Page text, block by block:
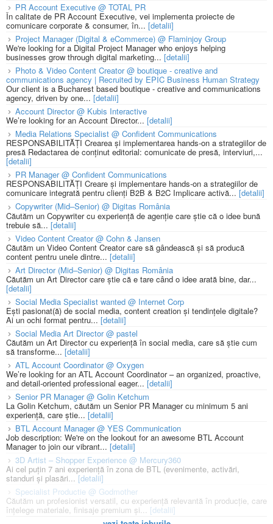
PR Account Executive @ TOTAL PR
În calitate de PR Account Executive, vei implementa proiecte de
comunicare corporate & consumer, în... [detalii]
Project Manager (Digital & eCommerce) @ Flaminjoy Group
We're looking for a Digital Project Manager who enjoys helping
businesses grow through digital marketing... [detalii]
Photo & Video Content Creator @ boutique - creative and
communications agency | Recruited by EPIC Business Human Strategy
Our client is a Bucharest based boutique - creative and communications
agency, driven by one... [detalii]
Account Director @ Kubis Interactive
We’re looking for an Account Director... [detalii]
Media Relations Specialist @ Confident Communications
RESPONSABILITĂȚI Crearea și implementarea hands-on a strategiilor de
presă Redactarea de conținut editorial: comunicate de presă, interviuri,...
[detalii]
PR Manager @ Confident Communications
RESPONSABILITĂȚI Creare și implementare hands-on a strategiilor de
comunicare integrată pentru clienți B2B & B2C Implicare activă... [detalii]
Copywriter (Mid–Senior) @ Digitas România
Căutăm un Copywriter cu experiență de agenție care știe că o idee bună
trebuie să... [detalii]
Video Content Creator @ Cohn & Jansen
Căutăm un Video Content Creator care să gândească și să producă
content pentru unele dintre... [detalii]
Art Director (Mid–Senior) @ Digitas România
Căutăm un Art Director care știe că e tare când o idee arată bine, dar...
[detalii]
Social Media Specialist wanted @ Internet Corp
Ești pasionat(ă) de social media, content creation și tendințele digitale?
Ai un ochi format pentru... [detalii]
Social Media Art Director @ pastel
Căutăm un Art Director cu experiență în social media, care să știe cum
să transforme... [detalii]
ATL Account Coordinator @ Oxygen
We’re looking for an ATL Account Coordinator – an organized, proactive,
and detail-oriented professional eager... [detalii]
Senior PR Manager @ Golin Ketchum
La Golin Ketchum, căutăm un Senior PR Manager cu minimum 5 ani
experiență, care știe... [detalii]
BTL Account Manager @ YES Communication
Job description: We're on the lookout for an awesome BTL Account
Manager to join our vibrant... [detalii]
3D Artist – Shopper Experience @ Mercury360
Ai cel puțin 7 ani experiență în zona de BTL (evenimente, activări,
standuri și plasări... [detalii]
Specialist Productie @ Godmother
Căutăm un profesionist versatil, cu experiență relevantă în producție, care
înțelege materiale, finisaje premium și... [detalii]